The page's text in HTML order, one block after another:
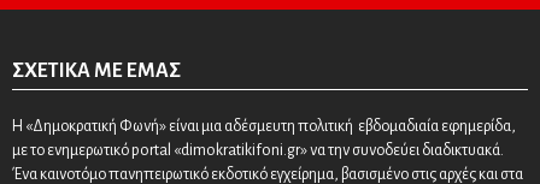
ΣΧΕΤΙΚΆ ΜΕ ΕΜΆΣ
Η «Δημοκρατική Φωνή» είναι μια αδέσμευτη πολιτική εβδομαδιαία εφημερίδα,
με το ενημερωτικό portal «dimokratikifoni.gr» να την συνοδεύει διαδικτυακά.
Ένα καινοτόμο πανηπειρωτικό εκδοτικό εγχείρημα, βασισμένο στις αρχές και στα